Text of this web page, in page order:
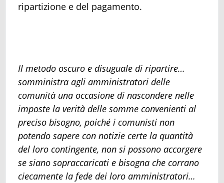
ripartizione e del pagamento.
Il metodo oscuro e disuguale di ripartire…
somministra agli amministratori delle
comunità una occasione di nascondere nelle
imposte la verità delle somme convenienti al
preciso bisogno, poiché i comunisti non
potendo sapere con notizie certe la quantità
del loro contingente, non si possono accorgere
se siano sopraccaricati e bisogna che corrano
ciecamente la fede dei loro amministratori…